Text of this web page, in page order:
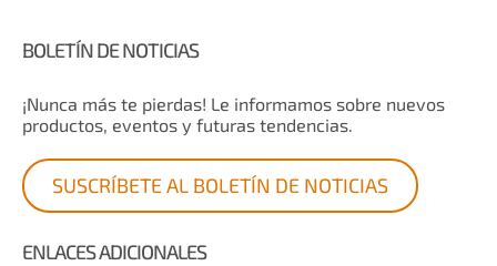
BOLETÍN DE NOTICIAS
¡Nunca más te pierdas! Le informamos sobre nuevos
productos, eventos y futuras tendencias.
SUSCRÍBETE AL BOLETÍN DE NOTICIAS
ENLACES ADICIONALES